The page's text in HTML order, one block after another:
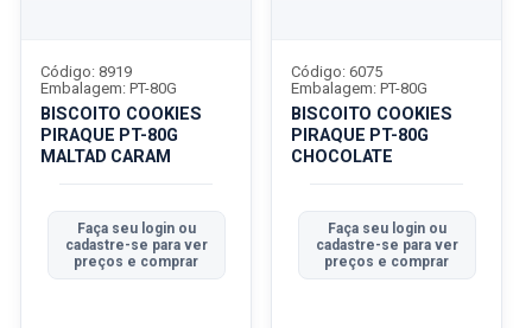
BISCOITO COOKIES
PIRAQUE PT-80G
MALTAD CARAM
Código: 8919
Embalagem: PT-80G
Faça seu login ou
cadastre-se para ver
preços e comprar
BISCOITO COOKIES
PIRAQUE PT-80G
CHOCOLATE
Código: 6075
Embalagem: PT-80G
Faça seu login ou
cadastre-se para ver
preços e comprar